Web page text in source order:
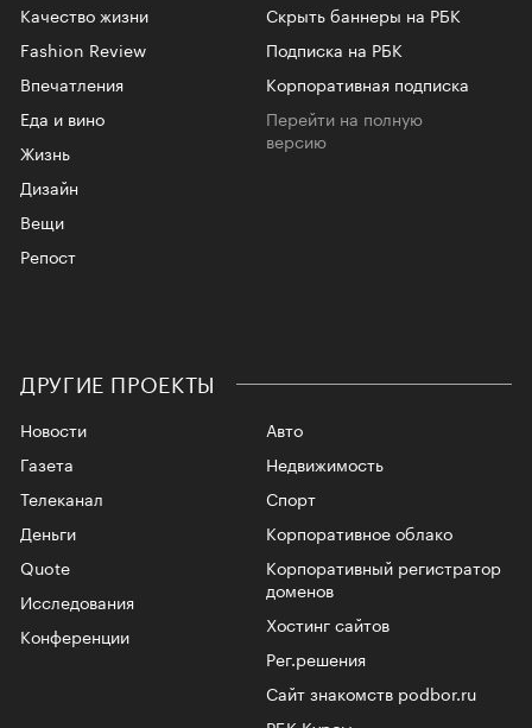
Качество жизни
Fashion Review
Впечатления
Еда и вино
Жизнь
Дизайн
Вещи
Репост
Скрыть баннеры на РБК
Подписка на РБК
Корпоративная подписка
Перейти на полную
версию
ДРУГИЕ ПРОЕКТЫ
Новости
Газета
Телеканал
Авто
Недвижимость
Спорт
Корпоративное облако
Корпоративный регистратор
доменов
Хостинг сайтов
Рег.решения
Сайт знакомств podbor.ru
Деньги
Quote
Исследования
Конференции